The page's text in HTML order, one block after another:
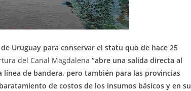
Uruguay para conservar el statu quo de hace 25
del Canal Magdalena “abre una salida directa al
de bandera, pero también para las provincias
de costos de los insumos básicos y en su